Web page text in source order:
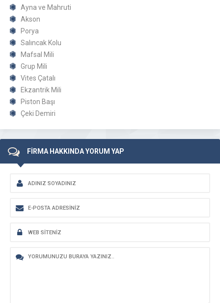
Ayna ve Mahruti
Akson
Porya
Salıncak Kolu
Mafsal Mili
Grup Mili
Vites Çatalı
Ekzantrik Mili
Piston Başı
Çeki Demiri
FİRMA HAKKINDA YORUM YAP